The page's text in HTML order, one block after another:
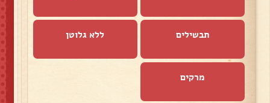
תבשילים ללא גלוטן
מרקים